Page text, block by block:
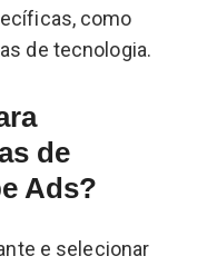
como
de tecnologia.
de
Ads?
e selecionar